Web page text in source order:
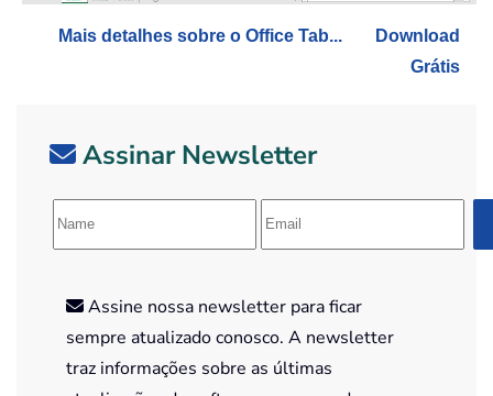
Mais detalhes sobre o Office Tab...
Download
Grátis
Assinar Newsletter
Assine nossa newsletter para ficar
sempre atualizado conosco. A newsletter
traz informações sobre as últimas